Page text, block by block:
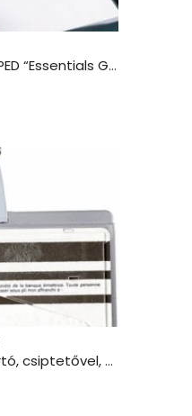
Asztali rendező, MAPED “Essentials Green Maxi Office”
Azonosítókártya tartó, csiptetővel, 90×60 mm, műanyag, FELLOWES